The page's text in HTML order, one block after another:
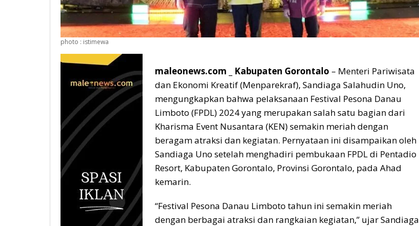
photo : istimewa
maleonews.com _ Kabupaten Gorontalo – Menteri Pariwisata
dan Ekonomi Kreatif (Menparekraf), Sandiaga Salahudin Uno,
mengungkapkan bahwa pelaksanaan Festival Pesona Danau
Limboto (FPDL) 2024 yang merupakan salah satu bagian dari
Kharisma Event Nusantara (KEN) semakin meriah dengan
beragam atraksi dan kegiatan. Pernyataan ini disampaikan oleh
Sandiaga Uno setelah menghadiri pembukaan FPDL di Pentadio
Resort, Kabupaten Gorontalo, Provinsi Gorontalo, pada Ahad
kemarin.
“Festival Pesona Danau Limboto tahun ini semakin meriah
dengan berbagai atraksi dan rangkaian kegiatan,” ujar Sandiaga